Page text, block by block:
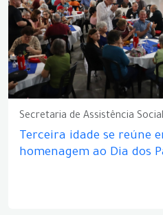
Secretaria de Assistência Social
Terceira idade se reúne
homenagem ao Dia dos